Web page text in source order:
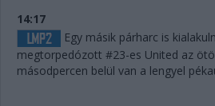
14:17
Egy másik párharc is
megtorpedózott #23-es United az
másodpercen belül van a lengyel